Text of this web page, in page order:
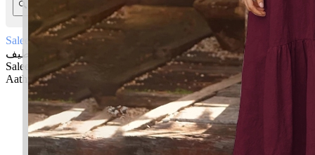
Saleem Aathif
سليم عطيف
Saleem: Selamat, terkawal
Aathif: Belas kasih
✚ Baju Baby Custom Nama 'Saleem Aathif'